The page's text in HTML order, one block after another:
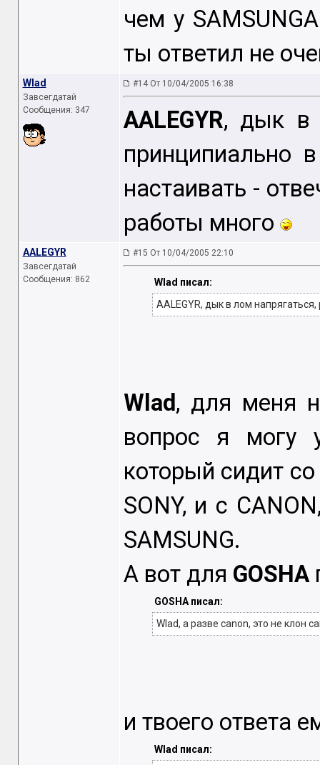
чем у
ты ответил не
Wlad
Завсегдатай
Сообщения: 347
#14 От 10/04/2005 16:38
AALEGYR, дык в
принципиально
настаивать -
работы много
AALEGYR
Завсегдатай
Сообщения: 862
#15 От 10/04/2005 22:10
Wlad писал:
AALEGYR, дык в лом
Wlad, для меня
вопрос я могу
который сидит
SONY, и с
SAMSUNG.
А вот для GOSHA
GOSHA писал:
Wlad, а разве canon, это не клон
и твоего ответа
Wlad писал: